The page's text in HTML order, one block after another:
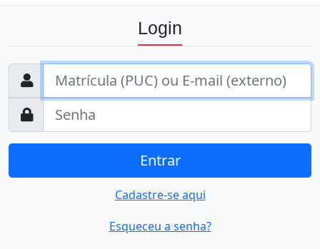
Login
Entrar
Cadastre-se aqui
Esqueceu a senha?